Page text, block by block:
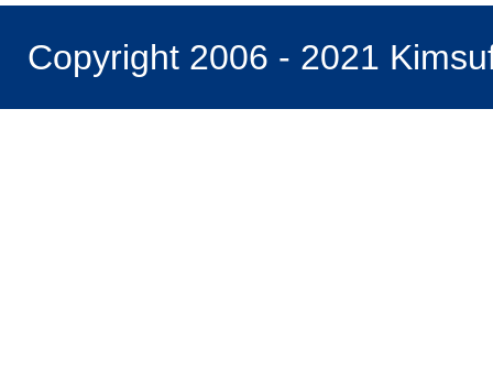
Copyright 2006 - 2021